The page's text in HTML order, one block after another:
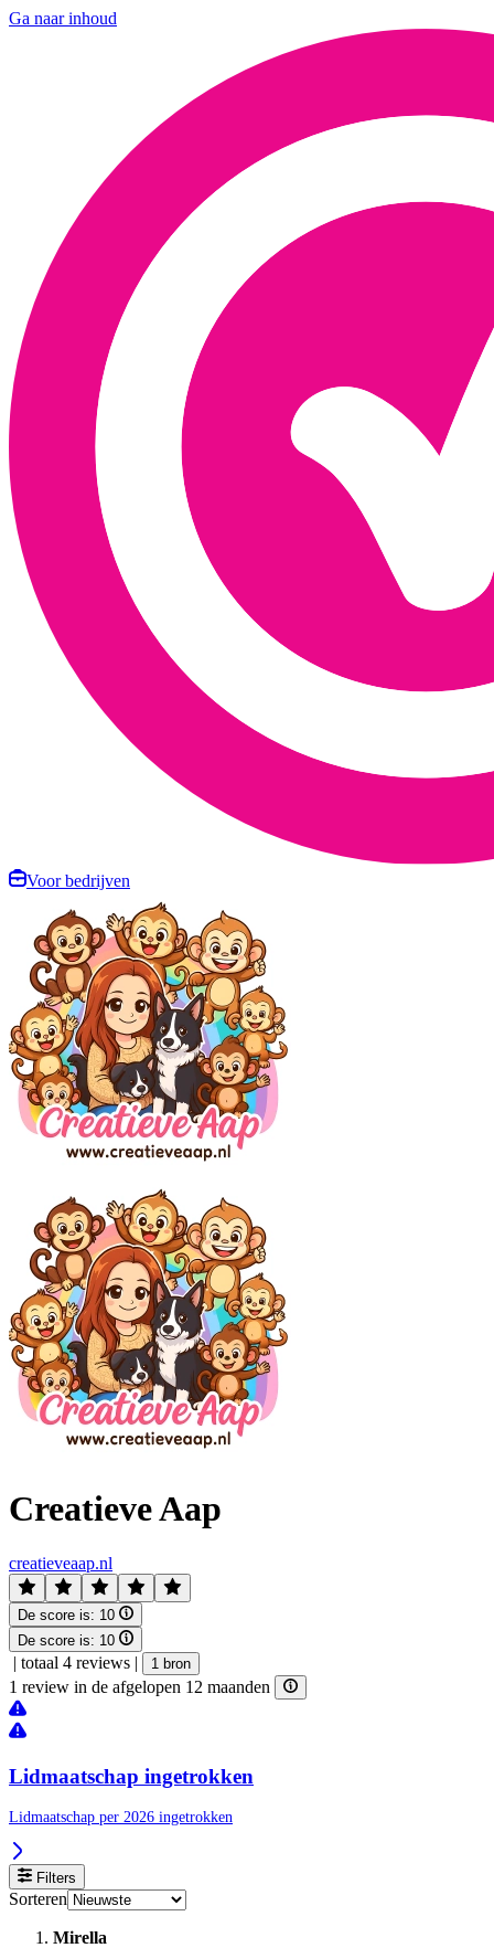
Ga naar inhoud
Voor bedrijven
Creatieve Aap
creatieveaap.nl
De score is: 10
De score is: 10
| totaal 4 reviews | 1 bron
1 review in de afgelopen 12 maanden
Lidmaatschap ingetrokken
Lidmaatschap per 2026 ingetrokken
Filters
Sorteren
Mirella